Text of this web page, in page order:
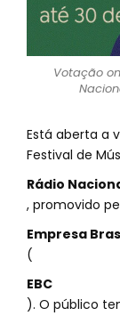
Votação
Está aberta a
Festival de
Rádio
, promovido
Empresa
(
EBC
). O público